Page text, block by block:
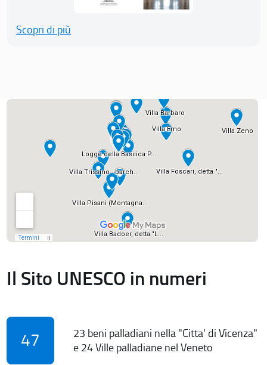
Scopri di più
Il Sito UNESCO in numeri
47
23 beni palladiani nella "Citta' di Vicenza"
e 24 Ville palladiane nel Veneto